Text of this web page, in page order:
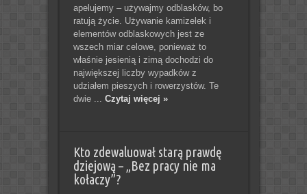
apelujemy – używajmy odblasków, bo
ratują życie. Używanie kamizelek i
elementów odblaskowych jest ze
wszech miar celowe, ponieważ to
właśnie jesienią i zimą dochodzi do
największej liczby wypadków z
udziałem pieszych i rowerzystów. Te
dwie ... Czytaj więcej »
Kto zdewaluował starą prawdę
dziejową – „Bez pracy nie ma
kołaczy”?